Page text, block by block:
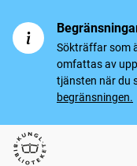
Sökträffar som
omfattas av
tjänsten när du
begränsningen.
Svenska tidningar